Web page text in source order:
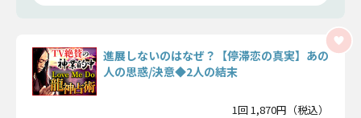
進展しないのはなぜ？【停滞恋の真実】あの
人の思惑/決意◆2人の結末
1回 1,870円（税込）